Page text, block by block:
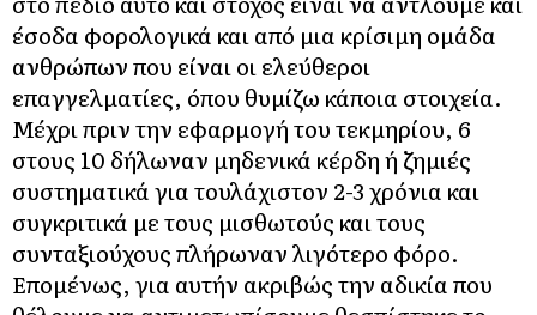
έσοδα φορολογικά και από μια κρίσιμη ομάδα
ανθρώπων που είναι οι ελεύθεροι
επαγγελματίες, όπου θυμίζω κάποια στοιχεία.
Μέχρι πριν την εφαρμογή του τεκμηρίου, 6
στους 10 δήλωναν μηδενικά κέρδη ή ζημιές
συστηματικά για τουλάχιστον 2-3 χρόνια και
συγκριτικά με τους μισθωτούς και τους
συνταξιούχους πλήρωναν λιγότερο φόρο.
Επομένως, για αυτήν ακριβώς την αδικία που